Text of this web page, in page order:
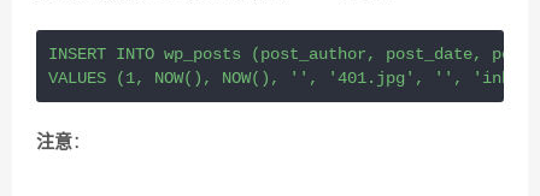
INSERT INTO wp_posts (post_author, post_date,
VALUES
(1, NOW() , NOW() , '' , '401.jpg' , '' ,
注意：